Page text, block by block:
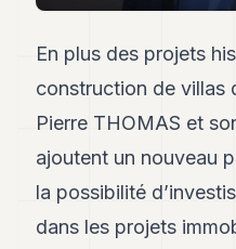
Andy
Andy
Andy
26
24
Andy
23
Andy
En plus des projets
construction de villas
Pierre THOMAS et
ajoutent un nouveau
la possibilité
dans les projets